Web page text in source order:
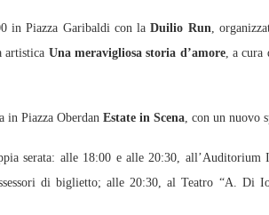
in Piazza Garibaldi con la Duilio Run,
artistica Una meravigliosa storia d’amore, a cura
in Piazza Oberdan Estate in Scena, con un nuovo
serata: alle 18:00 e alle 20:30, all’Auditorium
di biglietto; alle 20:30, al Teatro “A. Di